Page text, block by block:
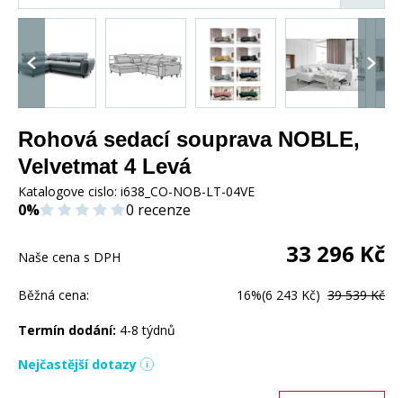
Rohová sedací souprava NOBLE,
Velvetmat 4 Levá
Katalogove cislo: i638_CO-NOB-LT-04VE
0% 0 recenze
Naše cena s DPH 33 296 Kč
Běžná cena: 16%(6 243 Kč) 39 539 Kč
Termín dodání: 4-8 týdnů
Nejčastější dotazy